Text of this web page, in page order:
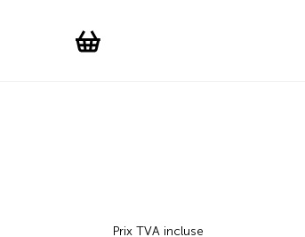
WishList
Prix TVA incluse